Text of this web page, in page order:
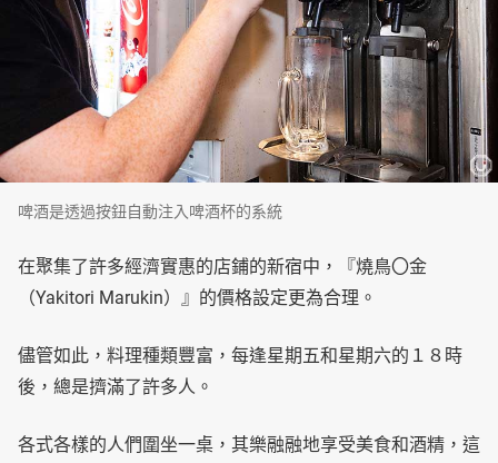
啤酒是透過按鈕自動注入啤酒杯的系統
在聚集了許多經濟實惠的店鋪的新宿中，『燒鳥〇金
（Yakitori Marukin）』的價格設定更為合理。
儘管如此，料理種類豐富，每逢星期五和星期六的１８時
後，總是擠滿了許多人。
各式各樣的人們圍坐一桌，其樂融融地享受美食和酒精，這